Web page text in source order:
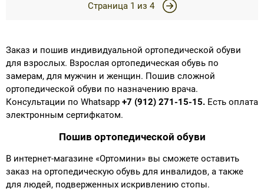
Страница 1 из 4
Заказ и пошив индивидуальной ортопедической обуви
для взрослых. Взрослая ортопедическая обувь по
замерам, для мужчин и женщин. Пошив сложной
ортопедической обуви по назначению врача.
Консультации по Whatsapp +7 (912) 271-15-15. Есть оплата
электронным сертифкатом.
Пошив ортопедической обуви
В интернет-магазине «Ортомини» вы сможете оставить
заказ на ортопедическую обувь для инвалидов, а также
для людей, подверженных искривлению стопы.